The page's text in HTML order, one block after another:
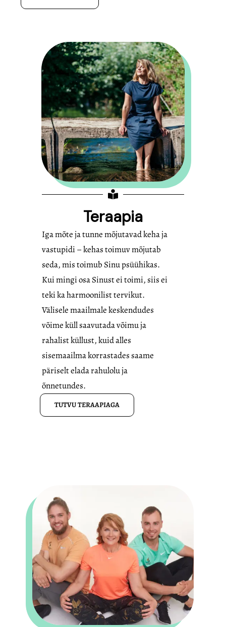
Teraapia
Iga mõte ja tunne mõjutavad keha ja
vastupidi – kehas toimuv mõjutab
seda, mis toimub Sinu psüühikas.
Kui mingi osa Sinust ei toimi, siis ei
teki ka harmoonilist tervikut.
Välisele maailmale keskendudes
võime küll saavutada võimu ja
rahalist küllust, kuid alles
sisemaailma korrastades saame
päriselt elada rahulolu ja
õnnetundes.
TUTVU TERAAPIAGA